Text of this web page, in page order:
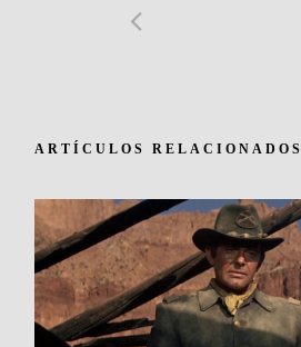
ARTÍCULOS RELACIONADOS